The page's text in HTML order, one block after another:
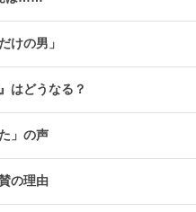
けの男」
はどうなる？
」の声
の理由